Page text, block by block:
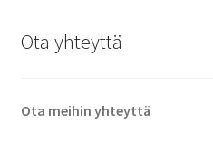
Ota yhteyttä
Ota meihin yhteyttä